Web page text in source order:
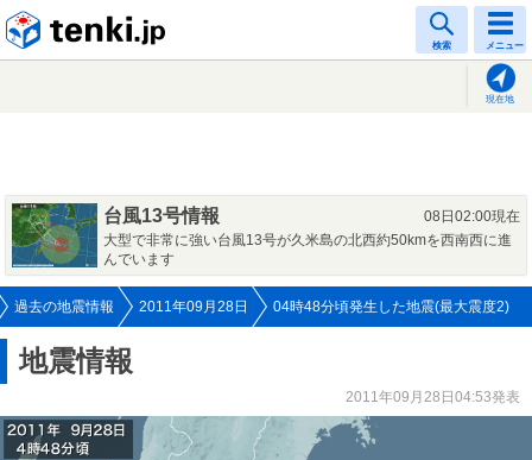
検索 メニュー
現在地
台風13号情報
08日02:00現在
大型で非常に強い台風13号が久米島の北西約50kmを西南西に進
んでいます
過去の地震情報 2011年09月28日 04時48分頃発生した地震(最大震度2)
地震情報
2011年09月28日04:53発表